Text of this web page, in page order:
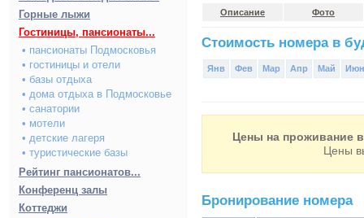
Горные лыжи
Гостиницы, пансионаты...
• пансионаты Подмосковья
• гостиницы и отели
• базы отдыха
• дома отдыха в Подмосковье
• санатории
• мотели
• детские лагеря
• туристические базы
Рейтинг пансионатов...
Конференц залы
Коттеджи
Описание Фото
Стоимость номера в
Янв Фев Мар Апр Май Июн
Цены на проживание
Цены
Бронирование номера